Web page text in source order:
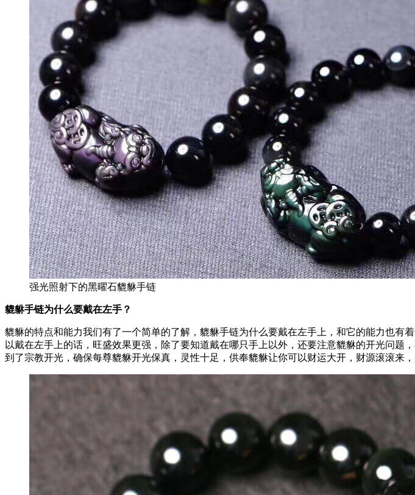
强光照射下的黑曜石貔貅手链
貔貅手链为什么要戴在左手？
貔貅的特点和能力我们有了一个简单的了解，貔貅手链为什么要戴在左手上，和它的能力也
以戴在左手上的话，旺盛效果更强，除了要知道戴在哪只手上以外，还要注意貔貅的开光问
到了宗教开光，确保每尊貔貅开光保真，灵性十足，供奉貔貅让你可以财运大开，财源滚滚来，